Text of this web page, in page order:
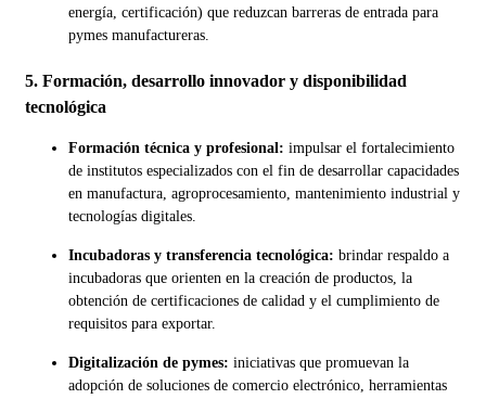
energía, certificación) que reduzcan barreras de entrada para
pymes manufactureras.
5. Formación, desarrollo innovador y disponibilidad
tecnológica
Formación técnica y profesional: impulsar el fortalecimiento
de institutos especializados con el fin de desarrollar capacidades
en manufactura, agroprocesamiento, mantenimiento industrial y
tecnologías digitales.
Incubadoras y transferencia tecnológica: brindar respaldo a
incubadoras que orienten en la creación de productos, la
obtención de certificaciones de calidad y el cumplimiento de
requisitos para exportar.
Digitalización de pymes: iniciativas que promuevan la
adopción de soluciones de comercio electrónico, herramientas